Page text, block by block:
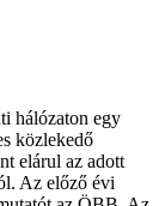
hálózaton egy
közlekedő
elárul az adott
Az előző évi